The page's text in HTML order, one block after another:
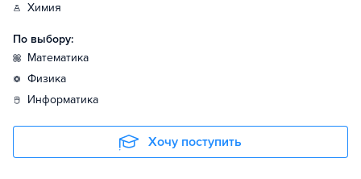
химия
По выбору:
математика
физика
информатика
Хочу поступить